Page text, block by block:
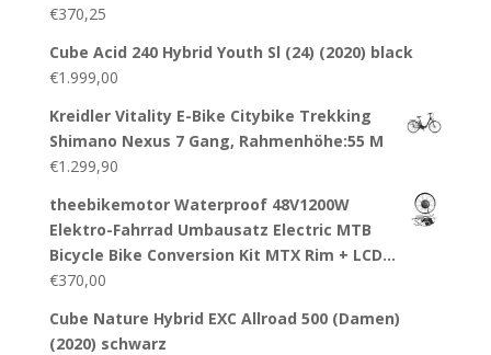
€370,25
Cube Acid 240 Hybrid Youth Sl (24) (2020) black
€1.999,00
Kreidler Vitality E-Bike Citybike Trekking
Shimano Nexus 7 Gang, Rahmenhöhe:55 M
€1.299,90
theebikemotor Waterproof 48V1200W
Elektro-Fahrrad Umbausatz Electric MTB
Bicycle Bike Conversion Kit MTX Rim + LCD…
€370,00
Cube Nature Hybrid EXC Allroad 500 (Damen)
(2020) schwarz